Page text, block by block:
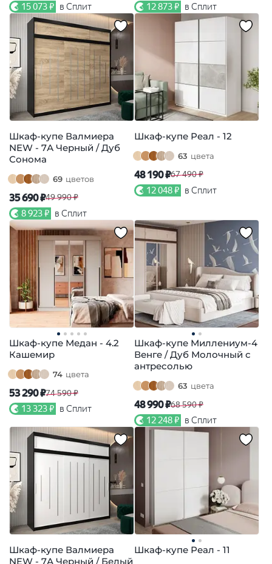
15 073 ₽ в Сплит 12 873 ₽ в Сплит
Шкаф-купе Валмиера
NEW - 7А Черный / Дуб
Сонома
69 цветов
35 690 ₽49 990 ₽
8 923 ₽ в Сплит
Шкаф-купе Реал - 12
63 цвета
48 190 ₽67 490 ₽
12 048 ₽ в Сплит
Шкаф-купе Медан - 4.2
Кашемир
74 цвета
53 290 ₽74 590 ₽
13 323 ₽ в Сплит
Шкаф-купе Миллениум-4
Венге / Дуб Молочный с
антресолью
63 цвета
48 990 ₽68 590 ₽
12 248 ₽ в Сплит
Шкаф-купе Валмиера
NEW - 7А Черный / Белый
Шкаф-купе Реал - 11